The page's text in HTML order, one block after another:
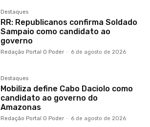
Destaques
RR: Republicanos confirma Soldado
Sampaio como candidato ao
governo
Redação Portal O Poder - 6 de agosto de 2026
Destaques
Mobiliza define Cabo Daciolo como
candidato ao governo do
Amazonas
Redação Portal O Poder - 6 de agosto de 2026